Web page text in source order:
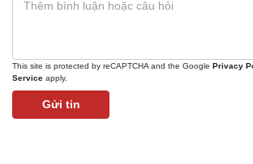
Khởi nghiệp
Giá cà phê
This site is protected by reCAPTCHA and the Google Privacy
Service apply.
Gửi tin